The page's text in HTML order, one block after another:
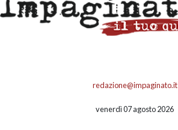
redazione@impaginato.it
venerdì 07 agosto 2026